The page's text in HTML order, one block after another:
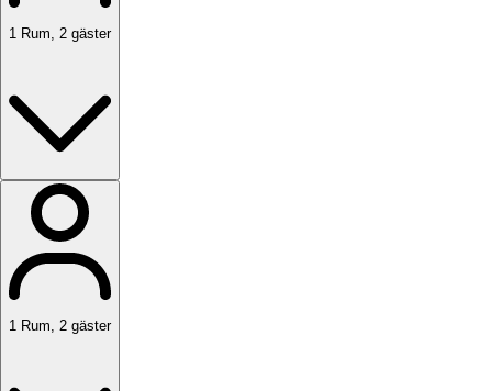
1 Rum, 2 gäster
1 Rum, 2 gäster